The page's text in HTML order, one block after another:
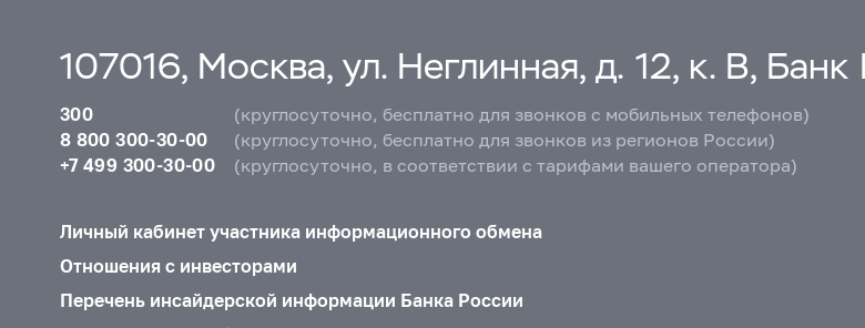
107016, Москва, ул. Неглинная, д. 12, к. В, Банк
300
(круглосуточно, бесплатно для звонков с мобильных телефонов)
8 800 300-30-00
(круглосуточно, бесплатно для звонков из регионов России)
+7 499 300-30-00
(круглосуточно, в соответствии с тарифами вашего оператора)
Личный кабинет участника информационного обмена
Отношения с инвесторами
Перечень инсайдерской информации Банка России